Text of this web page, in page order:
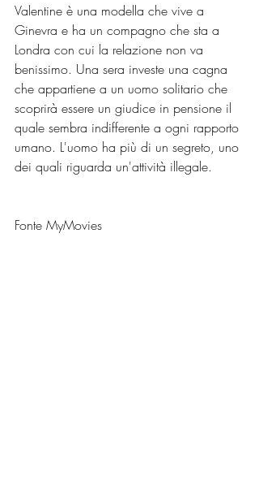
Valentine è una modella che vive a
Ginevra e ha un compagno che sta a
Londra con cui la relazione non va
benissimo. Una sera investe una cagna
che appartiene a un uomo solitario che
scoprirà essere un giudice in pensione il
quale sembra indifferente a ogni rapporto
umano. L'uomo ha più di un segreto, uno
dei quali riguarda un'attività illegale.
Fonte MyMovies